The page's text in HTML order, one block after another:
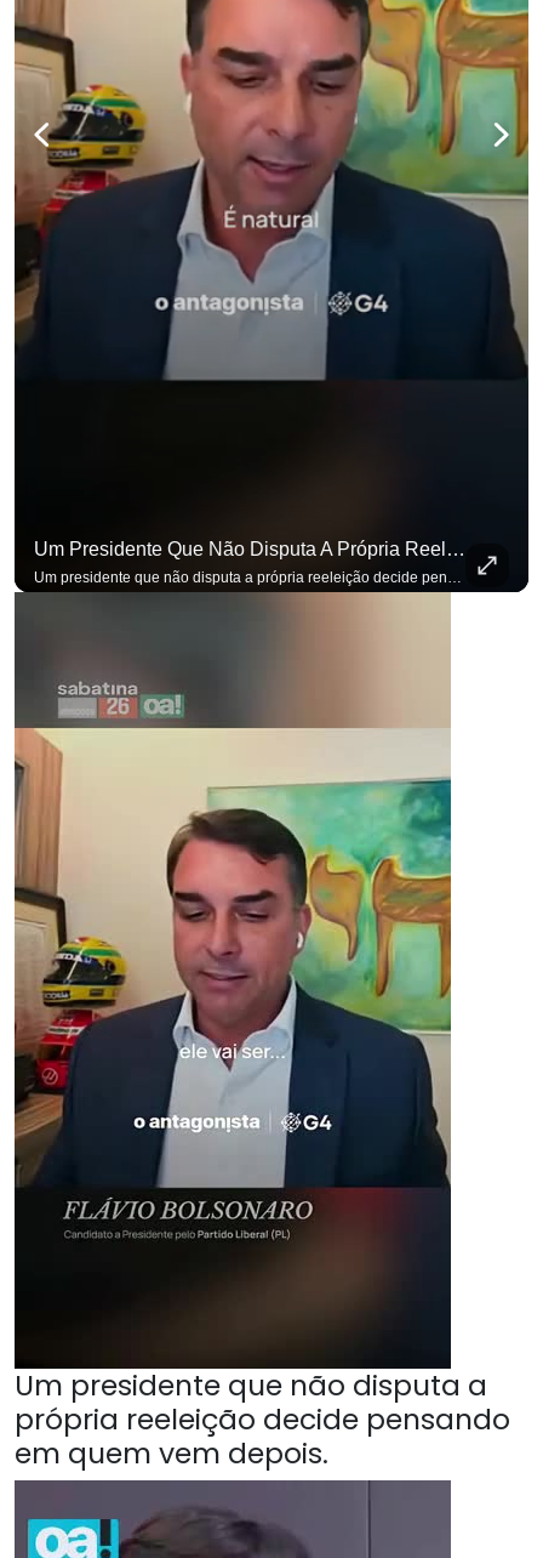
Um Presidente Que Não Disputa A Própria Reeleição Decide Pensando Em Quem Vem Depois.
Um presidente que não disputa a própria reeleição decide pensando em quem vem depois. Foi assim que Flávio Bolsonaro defendeu a PEC do fim da reeleição, primeira das medidas que citou para o ambiente de negócios. Se você busca informação com credibilidade, inscreva-se agora e ative o
para não perder nenhuma atualização! Ouça O Antagonista nos principais
Um presidente que não disputa a
própria reeleição decide pensando
em quem vem depois.